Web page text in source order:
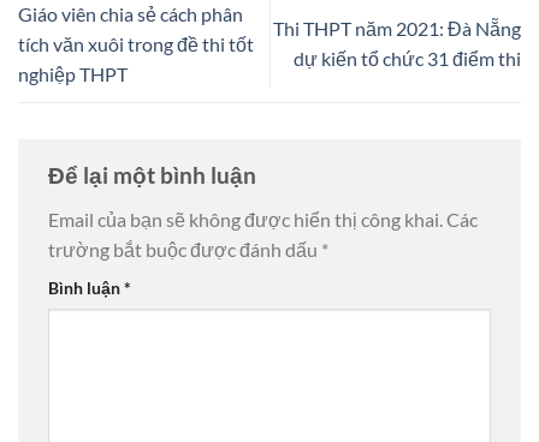
Giáo viên chia sẻ cách phân
tích văn xuôi trong đề thi tốt
nghiệp THPT
Thi THPT năm 2021: Đà Nẵng
dự kiến tổ chức 31 điểm thi
Để lại một bình luận
Email của bạn sẽ không được hiển thị công khai.Các
trường bắt buộc được đánh dấu *
Bình luận*